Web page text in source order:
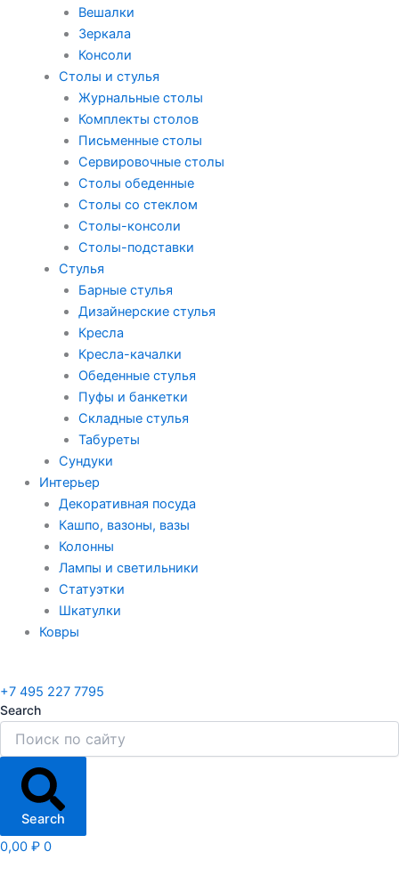
Вешалки
Зеркала
Консоли
Столы и стулья
Журнальные столы
Комплекты столов
Письменные столы
Сервировочные столы
Столы обеденные
Столы со стеклом
Столы-консоли
Столы-подставки
Стулья
Барные стулья
Дизайнерские стулья
Кресла
Кресла-качалки
Обеденные стулья
Пуфы и банкетки
Складные стулья
Табуреты
Сундуки
Интерьер
Декоративная посуда
Кашпо, вазоны, вазы
Колонны
Лампы и светильники
Статуэтки
Шкатулки
Ковры
+7 495 227 7795
Search
Search
0,00 ₽ 0